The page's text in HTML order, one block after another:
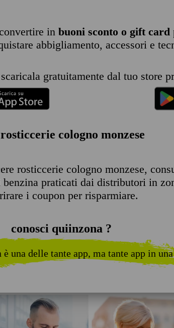
in buoni sconto o gift card
abbigliamento, accessori e
scaricala gratuitamente dal tuo store
cologno monzese
rosticcerie cologno monzese,
praticati dai distributori in
i coupon per risparmiare.
conosci quiinzona ?
una delle tante app, ma tante app in